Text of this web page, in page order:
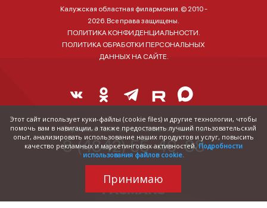
Калужская областная филармония. © 2010 -
2026. Все права защищены.
ПОЛИТИКА КОНФИДЕНЦИАЛЬНОСТИ.
ПОЛИТИКА ОБРАБОТКИ ПЕРСОНАЛЬНЫХ
ДАННЫХ НА САЙТЕ.
Справка о наличии и стоимости билетов:
8 (4842) 55-40-88
Этот сайт использует куки-файлы (cookie files) и другие технологии, чтобы
помочь вам в навигации, а также предоставить лучший пользовательский
опыт, анализировать использование наших продуктов и услуг, повысить
качество рекламных и маркетинговых активностей. Подробности
использования файлов cookie.
Принимаю